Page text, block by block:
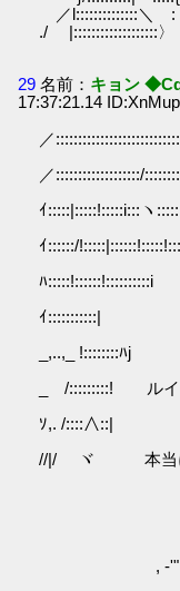
／l::::::::::::::＼ :
./ |:::::::::::::::::::
29 名前： キョン
17:37:21.14
／
／:::::::::::::::::::/
/::::::::::/
ｲ:::::|:::::!:::::i:::ヽ:::::
/::::::::::/
ｲ::::::/
,'::::::/
ﾊ:::::!::::::!::::::::::i
ｲ:::::::::::|
!::::_」
_,..,_ !::::::::ﾊj
!/f
_ /:::::::::! ルイ
k.ﾔ
ｿ,. /::::∧::|
//|/ ヾ 本当に
!T
ﾔ. ヽ
r＜´|.
! ｀
_/ `'-
, -'" ｀